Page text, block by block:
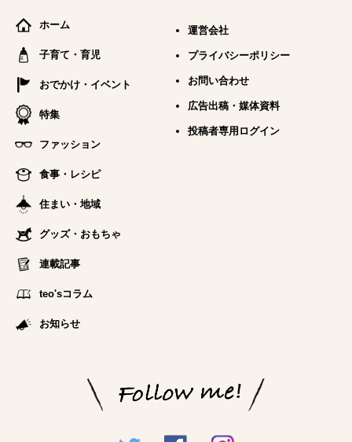
ホーム
子育て・育児
おでかけ・イベント
特集
ファッション
食事・レシピ
住まい・地域
グッズ・おもちゃ
連載記事
teo'sコラム
お知らせ
運営会社
プライバシーポリシー
お問い合わせ
広告出稿・媒体資料
投稿者専用ログイン